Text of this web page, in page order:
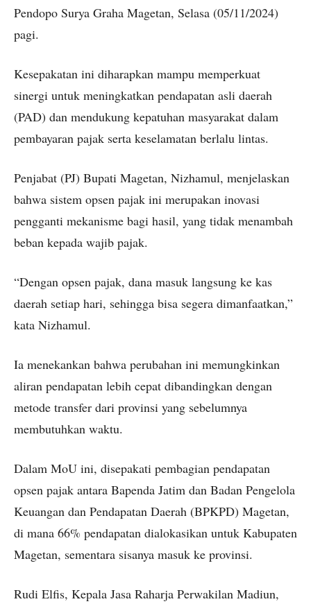
Pendopo Surya Graha Magetan, Selasa (05/11/2024)
pagi.
Kesepakatan ini diharapkan mampu memperkuat
sinergi untuk meningkatkan pendapatan asli daerah
(PAD) dan mendukung kepatuhan masyarakat dalam
pembayaran pajak serta keselamatan berlalu lintas.
Penjabat (PJ) Bupati Magetan, Nizhamul, menjelaskan
bahwa sistem opsen pajak ini merupakan inovasi
pengganti mekanisme bagi hasil, yang tidak menambah
beban kepada wajib pajak.
“Dengan opsen pajak, dana masuk langsung ke kas
daerah setiap hari, sehingga bisa segera dimanfaatkan,”
kata Nizhamul.
Ia menekankan bahwa perubahan ini memungkinkan
aliran pendapatan lebih cepat dibandingkan dengan
metode transfer dari provinsi yang sebelumnya
membutuhkan waktu.
Dalam MoU ini, disepakati pembagian pendapatan
opsen pajak antara Bapenda Jatim dan Badan Pengelola
Keuangan dan Pendapatan Daerah (BPKPD) Magetan,
di mana 66% pendapatan dialokasikan untuk Kabupaten
Magetan, sementara sisanya masuk ke provinsi.
Rudi Elfis, Kepala Jasa Raharja Perwakilan Madiun,